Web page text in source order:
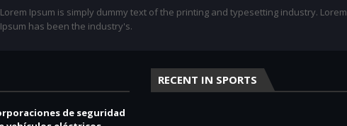
Lorem Ipsum is simply dummy text of the printing and typesetting industry. Lorem
Ipsum has been the industry's.
de seguridad
RECENT IN SPORTS